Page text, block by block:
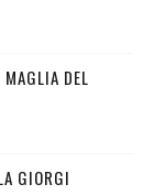
DEL
GIORGI